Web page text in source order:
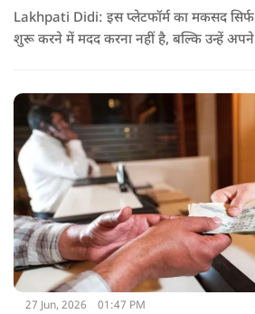
Lakhpati Didi: इस प्लेटफॉर्म का मकसद सिर्फ
शुरू करने में मदद करना नहीं है, बल्कि उन्हें अपने
27 Jun, 2026 01:47 PM